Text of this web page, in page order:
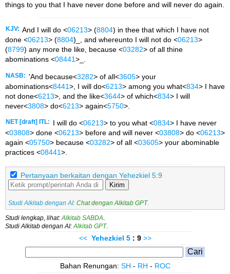
things to you that I have never done before and will never do again.
KJV: And I will do <06213> (8804) in thee that which I have not
done <06213> (8804)_, and whereunto I will not do <06213>
(8799) any more the like, because <03282> of all thine
abominations <08441>_.
NASB: 'And because<3282> of all<3605> your
abominations<8441>, I will do<6213> among you what<834> I have
not done<6213>, and the like<3644> of which<834> I will
never<3808> do<6213> again<5750>.
NET [draft] ITL: I will do <06213> to you what <0834> I have never
<03808> done <06213> before and will never <03808> do <06213>
again <05750> because <03282> of all <03605> your abominable
practices <08441>.
Pertanyaan berkaitan dengan Yehezkiel 5:9
Kirim
Studi Alkitab dengan AI: Chat dengan Alkitab GPT .
Studi lengkap, lihat:Alkitab SABDA.
Studi Alkitab dengan AI:Alkitab GPT .
<< Yehezkiel 5 : 9 >>
Bahan Renungan: SH - RH - ROC